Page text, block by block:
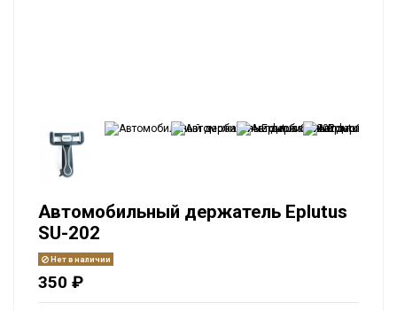
Автомобильный держатель Eplutus
SU-202
Нет в наличии
350 ₽